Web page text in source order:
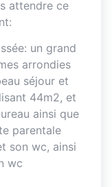
attendre ce
un grand
arrondies
séjour et
44m2, et
ainsi que
parentale
son wc, ainsi
wc